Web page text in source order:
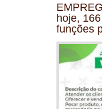
hoje,
funções